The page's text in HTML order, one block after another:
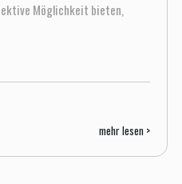
Möglichkeit bieten,
mehr lesen >